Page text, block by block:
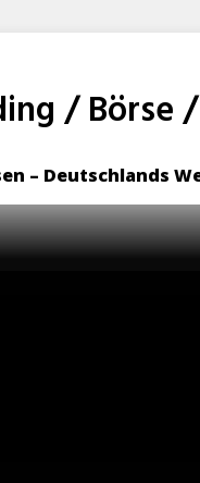
/ Börse
– Deutschlands